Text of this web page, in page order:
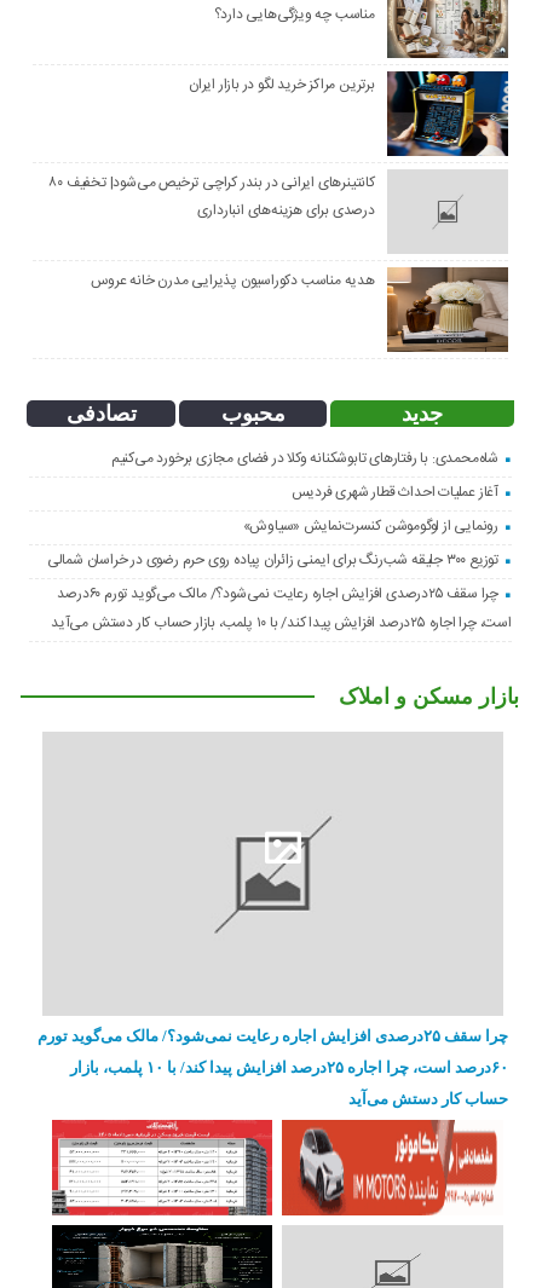
مناسب چه ویژگی‌هایی دارد؟
برترین مراکز خرید لگو در بازار ایران
کانتینرهای ایرانی در بندر کراچی ترخیص می‌شود| تخفیف ۸۰
درصدی برای هزینه‌های انبارداری
هدیه مناسب دکوراسیون پذیرایی مدرن خانه عروس
جدید محبوب
تصادفی
شاه‌محمدی: با رفتارهای تابوشکنانه وکلا در فضای مجازی برخورد می‌کنیم
آغاز عملیات احداث قطار شهری فردیس
رونمایی از لوگوموشن کنسرت‌نمایش «سیاوش»
توزیع ۳۰۰ جلیقه شب‌رنگ برای ایمنی زائران پیاده روی حرم رضوی در خراسان شمالی
چرا سقف ۲۵درصدی افزایش اجاره رعایت نمی‌شود؟/ مالک می‌گوید تورم ۶۰درصد
است، چرا اجاره ۲۵درصد افزایش پیدا کند/ با ۱۰ پلمب، بازار حساب کار دستش می‌آید
بازار مسکن و املاک
چرا سقف ۲۵درصدی افزایش اجاره رعایت نمی‌شود؟/ مالک می‌گوید تورم
۶۰درصد است، چرا اجاره ۲۵درصد افزایش پیدا کند/ با ۱۰ پلمب، بازار
حساب کار دستش می‌آید